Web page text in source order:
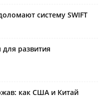
систему SWIFT
для развития
как США и Китай